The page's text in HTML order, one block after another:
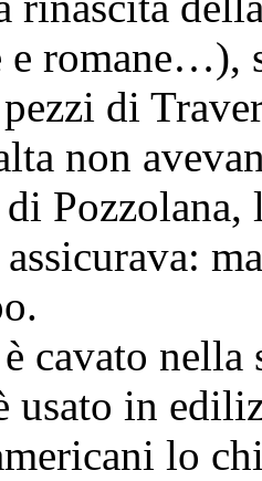
e romane…),
di
non
Pozzolana,
cavato nella
usato in
lo